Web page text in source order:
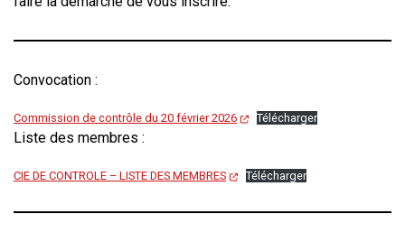
Convocation :
Commission de contrôle du 20 février 2026 Télécharger
Liste des membres :
CIE DE CONTROLE – LISTE DES MEMBRES Télécharger